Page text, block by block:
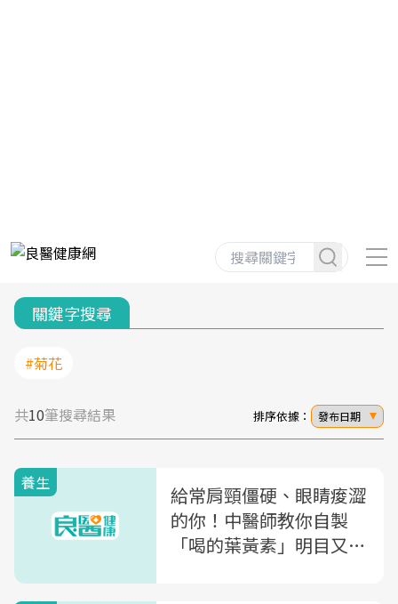
關鍵字搜尋
#菊花
共10筆搜尋結果 排序依據： 發布日期
養生
給常肩頸僵硬、眼睛痠澀
的你！中醫師教你自製
「喝的葉黃素」明目又緩